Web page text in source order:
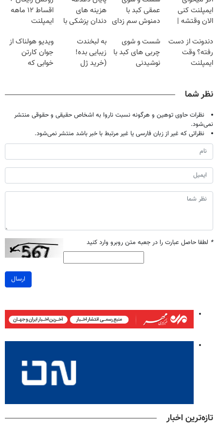
ایمپلنت کنی
الان وقتشه |
میلیون تومان!!!
عمقی کبد با
دمنوش سم زدای
هزینه های
دندان پزشکی با
خانگی
اقساط ۱۲ ماهه
ایمپلنت
دندونت از دست
رفته؟ وقت
ایمپلنت
شست و شوی
چربی های کبد با
نوشیدنی
به لبخندت
زیبایی بده!
(خرید ژل
با40%تخفیف)
ویدیو هولناک از
جوان کارتن
خوابی که
نظر شما
نظرات حاوی توهین و هرگونه نسبت ناروا به اشخاص حقیقی و حقوقی منتشر
نمی‌شود.
نظراتی که غیر از زبان فارسی یا غیر مرتبط با خبر باشد منتشر نمی‌شود.
* لطفا حاصل عبارت را در جعبه متن روبرو وارد کنید
ارسال
تازه‌ترین اخبار